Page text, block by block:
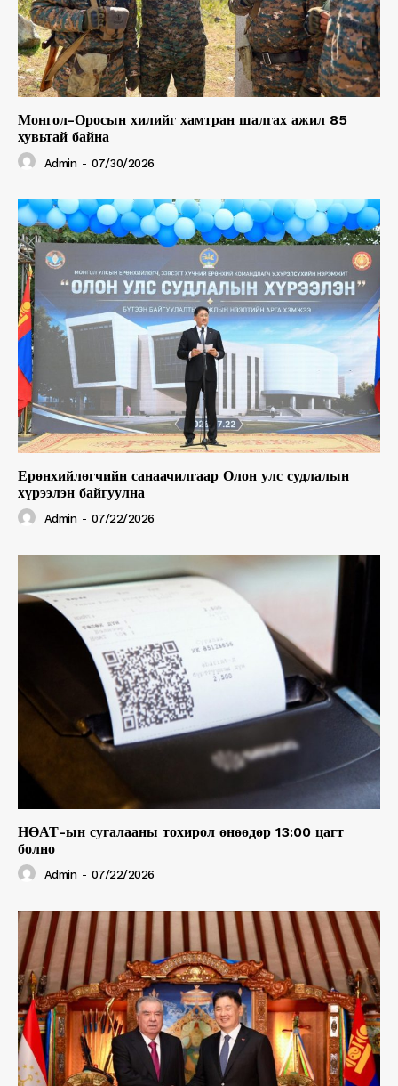
Монгол-Оросын хилийг хамтран шалгах ажил 85
хувьтай байна
Admin - 07/30/2026
Ерөнхийлөгчийн санаачилгаар Олон улс судлалын
хүрээлэн байгуулна
Admin - 07/22/2026
НӨАТ-ын сугалааны тохирол өнөөдөр 13:00 цагт
болно
Admin - 07/22/2026